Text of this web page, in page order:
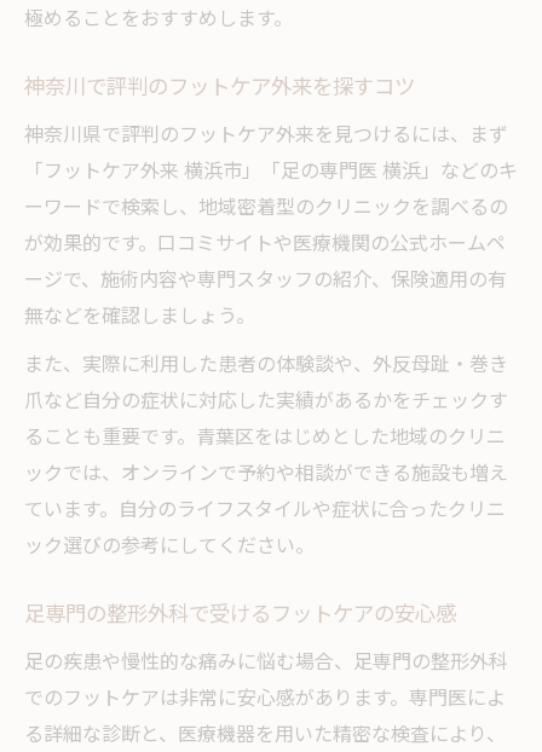
極めることをおすすめします。
神奈川で評判のフットケア外来を探すコツ
神奈川県で評判のフットケア外来を見つけるには、まず
「フットケア外来 横浜市」「足の専門医 横浜」などのキ
ーワードで検索し、地域密着型のクリニックを調べるの
が効果的です。口コミサイトや医療機関の公式ホームペ
ージで、施術内容や専門スタッフの紹介、保険適用の有
無などを確認しましょう。
また、実際に利用した患者の体験談や、外反母趾・巻き
爪など自分の症状に対応した実績があるかをチェックす
ることも重要です。青葉区をはじめとした地域のクリニ
ックでは、オンラインで予約や相談ができる施設も増え
ています。自分のライフスタイルや症状に合ったクリニ
ック選びの参考にしてください。
足専門の整形外科で受けるフットケアの安心感
足の疾患や慢性的な痛みに悩む場合、足専門の整形外科
でのフットケアは非常に安心感があります。専門医によ
る詳細な診断と、医療機器を用いた精密な検査により、